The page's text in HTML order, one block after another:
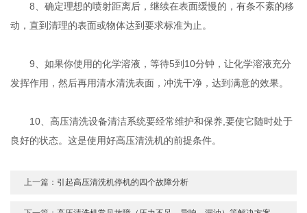
8、确定理想的喷射距离后，继续在表面缓慢的，有条不紊的移
动，直到清理的表面或物体达到要求标准为止。
9、如果你使用的化学溶液，等待5到10分钟，让化学溶液充分
发挥作用，然后再用清水清洗表面，冲洗干净，达到满意的效果。
10、高压清洗设备清洁系统要经常维护和保养,要使它随时处于
良好的状态。这是使用好高压清洗机的前提条件。
上一篇： 引起高压清洗机停机的四个故障分析